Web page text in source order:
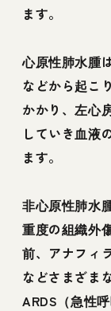
ます。
心原性肺水腫は
などから起こ
かかり、左心
していき血液
ます。
非心原性肺水
重度の組織外
前、アナフィ
などさまざま
ARDS（急性